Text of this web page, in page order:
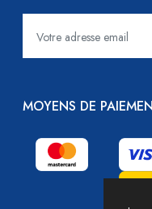
MOYENS DE